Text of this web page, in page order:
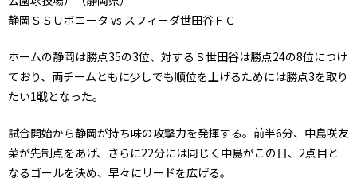
静岡ＳＳＵボニータ vs スフィーダ世田谷ＦＣ
ホームの静岡は勝点35の3位、対するＳ世田谷は勝点24の8位につけ
ており、両チームともに少しでも順位を上げるためには勝点3を取り
たい1戦となった。
試合開始から静岡が持ち味の攻撃力を発揮する。前半6分、中島咲友
菜が先制点をあげ、さらに22分には同じく中島がこの日、2点目と
なるゴールを決め、早々にリードを広げる。